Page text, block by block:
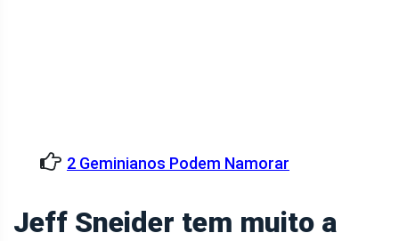
2 Geminianos Podem Namorar
Jeff Sneider tem muito a